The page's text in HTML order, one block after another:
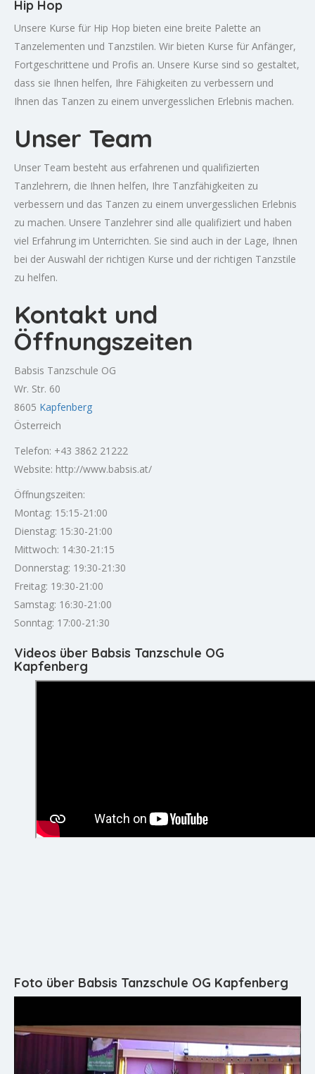
Hip Hop
Unsere Kurse für Hip Hop bieten eine breite Palette an
Tanzelementen und Tanzstilen. Wir bieten Kurse für Anfänger,
Fortgeschrittene und Profis an. Unsere Kurse sind so gestaltet,
dass sie Ihnen helfen, Ihre Fähigkeiten zu verbessern und
Ihnen das Tanzen zu einem unvergesslichen Erlebnis machen.
Unser Team
Unser Team besteht aus erfahrenen und qualifizierten
Tanzlehrern, die Ihnen helfen, Ihre Tanzfähigkeiten zu
verbessern und das Tanzen zu einem unvergesslichen Erlebnis
zu machen. Unsere Tanzlehrer sind alle qualifiziert und haben
viel Erfahrung im Unterrichten. Sie sind auch in der Lage, Ihnen
bei der Auswahl der richtigen Kurse und der richtigen Tanzstile
zu helfen.
Kontakt und
Öffnungszeiten
Babsis Tanzschule OG
Wr. Str. 60
8605 Kapfenberg
Österreich
Telefon: +43 3862 21222
Website: http://www.babsis.at/
Öffnungszeiten:
Montag: 15:15-21:00
Dienstag: 15:30-21:00
Mittwoch: 14:30-21:15
Donnerstag: 19:30-21:30
Freitag: 19:30-21:00
Samstag: 16:30-21:00
Sonntag: 17:00-21:30
Videos über Babsis Tanzschule OG
Kapfenberg
Foto über Babsis Tanzschule OG Kapfenberg